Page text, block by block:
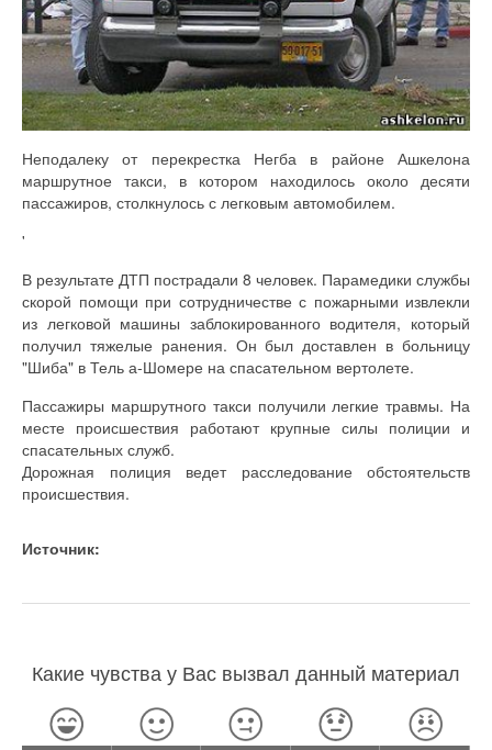
Неподалеку от перекрестка Негба в районе Ашкелона
маршрутное такси, в котором находилось около десяти
пассажиров, столкнулось с легковым автомобилем.
'
В результате ДТП пострадали 8 человек. Парамедики службы
скорой помощи при сотрудничестве с пожарными извлекли
из легковой машины заблокированного водителя, который
получил тяжелые ранения. Он был доставлен в больницу
"Шиба" в Тель а-Шомере на спасательном вертолете.
Пассажиры маршрутного такси получили легкие травмы. На
месте происшествия работают крупные силы полиции и
спасательных служб.
Дорожная полиция ведет расследование обстоятельств
происшествия.
Источник:
Какие чувства у Вас вызвал данный материал